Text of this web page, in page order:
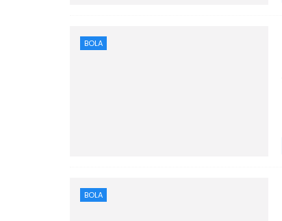
BOLA
BOLA